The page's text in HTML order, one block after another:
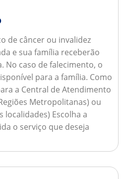
de câncer ou invalidez
e sua família receberão
No caso de falecimento, o
para a família. Como
a Central de Atendimento
Metropolitanas) ou
localidades) Escolha a
o serviço que deseja